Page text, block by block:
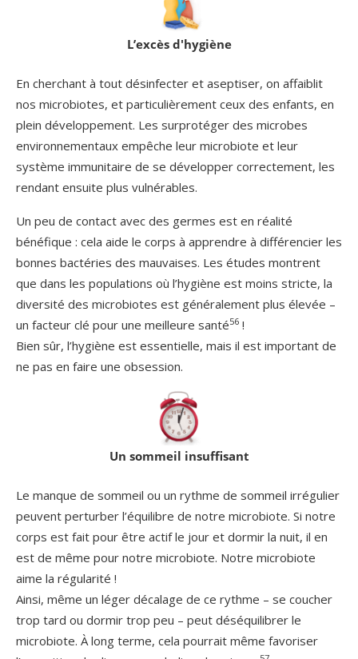
L’excès d'hygiène
En cherchant à tout désinfecter et aseptiser, on affaiblit
nos microbiotes, et particulièrement ceux des enfants, en
plein développement. Les surprotéger des microbes
environnementaux empêche leur microbiote et leur
système immunitaire de se développer correctement, les
rendant ensuite plus vulnérables.
Un peu de contact avec des germes est en réalité
bénéfique : cela aide le corps à apprendre à différencier les
bonnes bactéries des mauvaises. Les études montrent
que dans les populations où l’hygiène est moins stricte, la
diversité des microbiotes est généralement plus élevée –
un facteur clé pour une meilleure santé56 !
Bien sûr, l’hygiène est essentielle, mais il est important de
ne pas en faire une obsession.
Un sommeil insuffisant
Le manque de sommeil ou un rythme de sommeil irrégulier
peuvent perturber l’équilibre de notre microbiote. Si notre
corps est fait pour être actif le jour et dormir la nuit, il en
est de même pour notre microbiote. Notre microbiote
aime la régularité !
Ainsi, même un léger décalage de ce rythme – se coucher
trop tard ou dormir trop peu – peut déséquilibrer le
microbiote. À long terme, cela pourrait même favoriser